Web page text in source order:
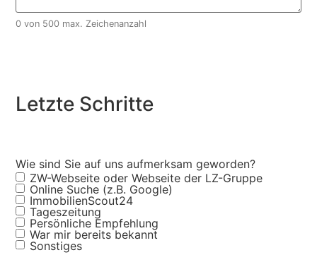
0 von 500 max. Zeichenanzahl
Letzte Schritte
Wie sind Sie auf uns aufmerksam geworden?
ZW-Webseite oder Webseite der LZ-Gruppe
Online Suche (z.B. Google)
ImmobilienScout24
Tageszeitung
Persönliche Empfehlung
War mir bereits bekannt
Sonstiges